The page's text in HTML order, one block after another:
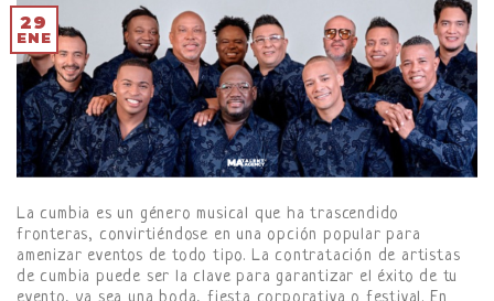
29
ENE
La cumbia es un género musical que ha trascendido
fronteras, convirtiéndose en una opción popular para
amenizar eventos de todo tipo. La contratación de artistas
de cumbia puede ser la clave para garantizar el éxito de tu